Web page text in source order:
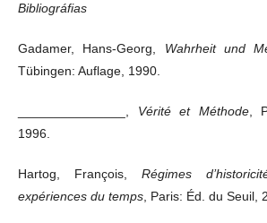
Bibliográfias
Gadamer, Hans-Georg, Wahrheit und
Tübingen: Auflage, 1990.
Vérité et Méthode,
1996.
Hartog, François, Régimes
expériences du temps , Paris: Éd. du Seuil,